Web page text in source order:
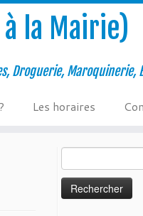
la Mairie)
Droguerie, Maroquinerie,
Les horaires